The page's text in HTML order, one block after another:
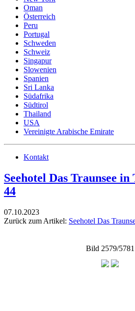
Oman
Österreich
Peru
Portugal
Schweden
Schweiz
Singapur
Slowenien
Spanien
Sri Lanka
Südafrika
Südtirol
Thailand
USA
Vereinigte Arabische Emirate
Kontakt
Seehotel Das Traunsee
44
07.10.2023
Zurück zum Artikel: Seehotel Das
Bild 2579/5781